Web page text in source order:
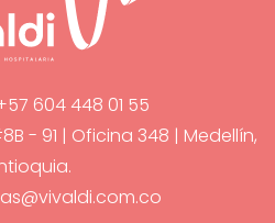
604 448 01 55
- 91 | Oficina 348 | Medellín,